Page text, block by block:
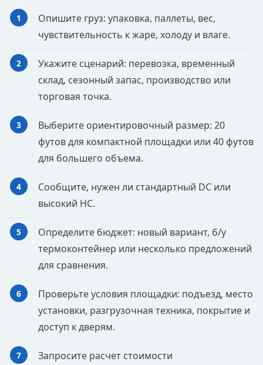
Опишите груз: упаковка, паллеты, вес,
чувствительность к жаре, холоду и влаге.
Укажите сценарий: перевозка, временный
склад, сезонный запас, производство или
торговая точка.
Выберите ориентировочный размер: 20
футов для компактной площадки или 40 футов
для большего объема.
Сообщите, нужен ли стандартный DC или
высокий HC.
Определите бюджет: новый вариант, б/у
термоконтейнер или несколько предложений
для сравнения.
Проверьте условия площадки: подъезд, место
установки, разгрузочная техника, покрытие и
доступ к дверям.
Запросите расчет стоимости